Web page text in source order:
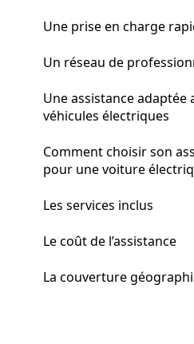
Une prise en charge
Un réseau de
Une assistance adaptée
véhicules électriques
Comment choisir son
pour une voiture
Les services inclus
Le coût de l’assistance
La couverture